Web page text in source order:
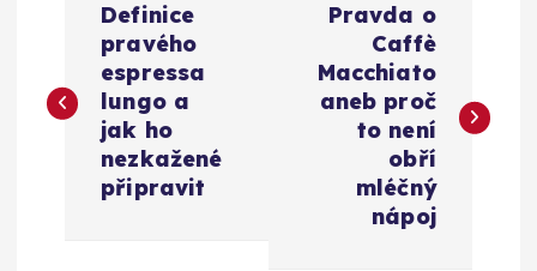
v
Definice
pravého
espressa
lungo a
jak ho
nezkažené
připravit
Pravda o
Caffè
Macchiato
aneb proč
to není
obří
mléčný
nápoj